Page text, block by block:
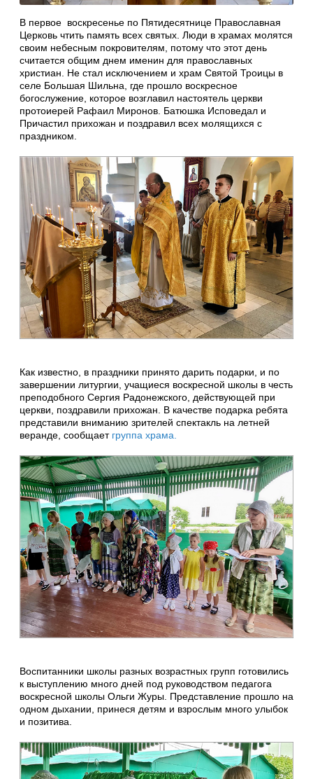
В первое воскресенье по Пятидесятнице Православная
Церковь чтить память всех святых. Люди в храмах молятся
своим небесным покровителям, потому что этот день
считается общим днем именин для православных
христиан. Не стал исключением и храм Святой Троицы в
селе Большая Шильна, где прошло воскресное
богослужение, которое возглавил настоятель церкви
протоиерей Рафаил Миронов. Батюшка Исповедал и
Причастил прихожан и поздравил всех молящихся с
праздником.
Как известно, в праздники принято дарить подарки, и по
завершении литургии, учащиеся воскресной школы в честь
преподобного Сергия Радонежского, действующей при
церкви, поздравили прихожан. В качестве подарка ребята
представили вниманию зрителей спектакль на летней
веранде, сообщает группа храма.
Воспитанники школы разных возрастных групп готовились
к выступлению много дней под руководством педагога
воскресной школы Ольги Журы. Представление прошло на
одном дыхании, принеся детям и взрослым много улыбок
и позитива.